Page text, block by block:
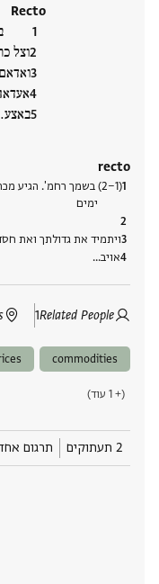
Recto
וצל
באצע‮…
recto
(2−1) בשמך רחמ'. הגיע
ימים
ויתמיד את גדולתך ואת
אויב‮…
Related People
1
commodities
(+ 1 עוד)
2 תעתוקים תרגום